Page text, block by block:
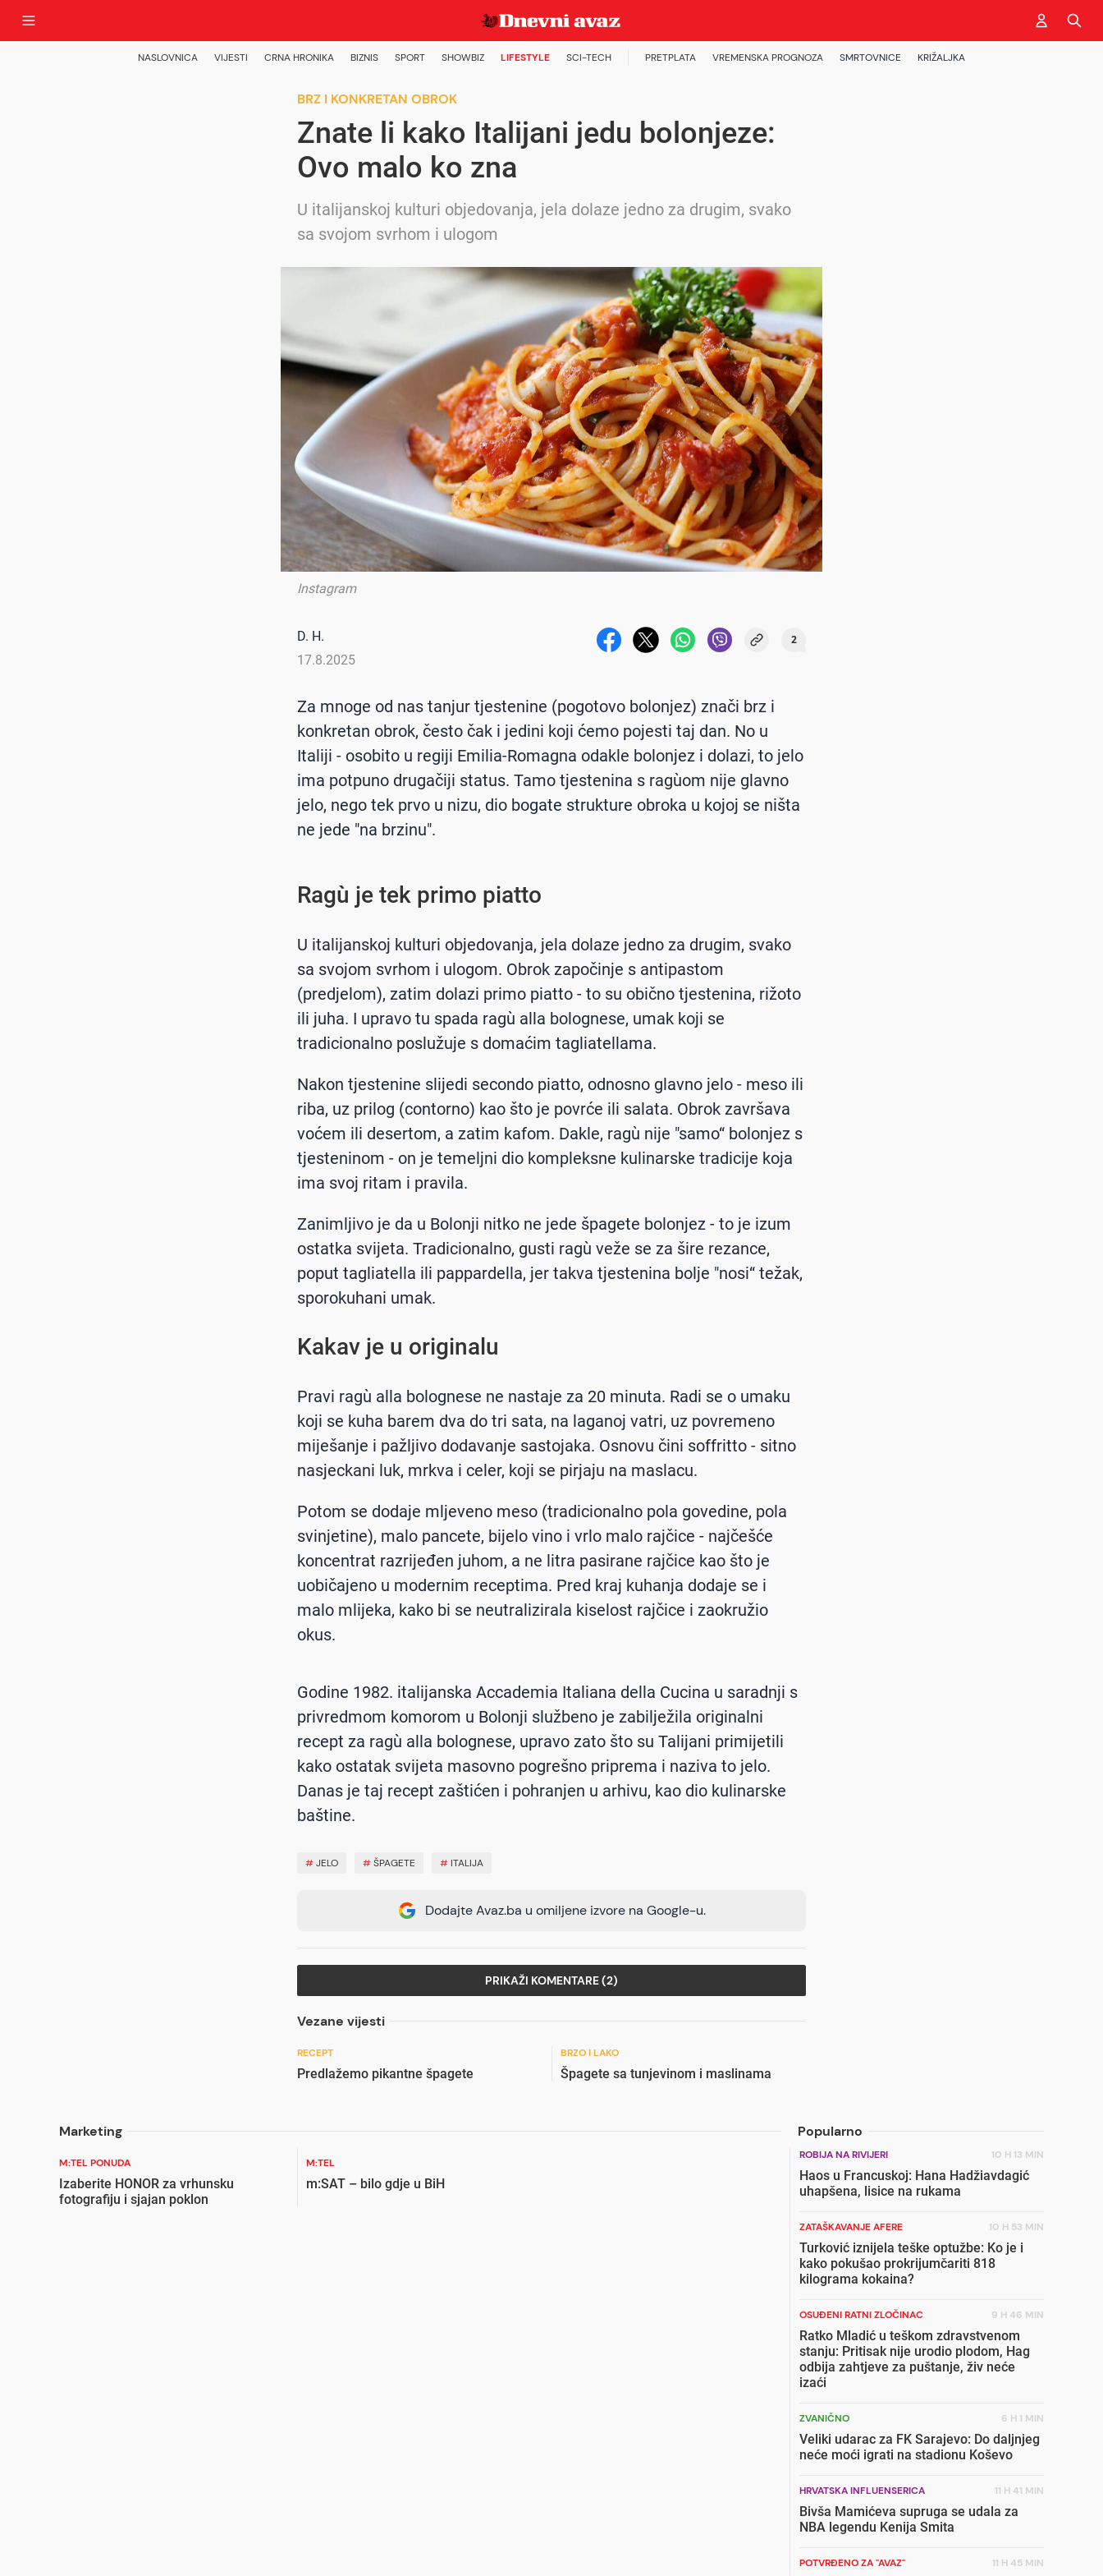
NASLOVNICA VIJESTI CRNA HRONIKA BIZNIS SPORT SHOWBIZ LIFESTYLE SCI-TECH PRETPLATA VREMENSKA PROGNOZA SMRTOVNICE KRIŽALJKA
BRZ I KONKRETAN OBROK
Znate li kako Italijani jedu bolonjeze:
Ovo malo ko zna
U italijanskoj kulturi objedovanja, jela dolaze jedno za drugim, svako
sa svojom svrhom i ulogom
Instagram
D. H.
17.8.2025
2
Za mnoge od nas tanjur tjestenine (pogotovo bolonjez) znači brz i
konkretan obrok, često čak i jedini koji ćemo pojesti taj dan. No u
Italiji - osobito u regiji Emilia-Romagna odakle bolonjez i dolazi, to jelo
ima potpuno drugačiji status. Tamo tjestenina s ragùom nije glavno
jelo, nego tek prvo u nizu, dio bogate strukture obroka u kojoj se ništa
ne jede "na brzinu".
Ragù je tek primo piatto
U italijanskoj kulturi objedovanja, jela dolaze jedno za drugim, svako
sa svojom svrhom i ulogom. Obrok započinje s antipastom
(predjelom), zatim dolazi primo piatto - to su obično tjestenina, rižoto
ili juha. I upravo tu spada ragù alla bolognese, umak koji se
tradicionalno poslužuje s domaćim tagliatellama.
Nakon tjestenine slijedi secondo piatto, odnosno glavno jelo - meso ili
riba, uz prilog (contorno) kao što je povrće ili salata. Obrok završava
voćem ili desertom, a zatim kafom. Dakle, ragù nije "samo“ bolonjez s
tjesteninom - on je temeljni dio kompleksne kulinarske tradicije koja
ima svoj ritam i pravila.
Zanimljivo je da u Bolonji nitko ne jede špagete bolonjez - to je izum
ostatka svijeta. Tradicionalno, gusti ragù veže se za šire rezance,
poput tagliatella ili pappardella, jer takva tjestenina bolje "nosi“ težak,
sporokuhani umak.
Kakav je u originalu
Pravi ragù alla bolognese ne nastaje za 20 minuta. Radi se o umaku
koji se kuha barem dva do tri sata, na laganoj vatri, uz povremeno
miješanje i pažljivo dodavanje sastojaka. Osnovu čini soffritto - sitno
nasjeckani luk, mrkva i celer, koji se pirjaju na maslacu.
Potom se dodaje mljeveno meso (tradicionalno pola govedine, pola
svinjetine), malo pancete, bijelo vino i vrlo malo rajčice - najčešće
koncentrat razrijeđen juhom, a ne litra pasirane rajčice kao što je
uobičajeno u modernim receptima. Pred kraj kuhanja dodaje se i
malo mlijeka, kako bi se neutralizirala kiselost rajčice i zaokružio
okus.
Godine 1982. italijanska Accademia Italiana della Cucina u saradnji s
privredmom komorom u Bolonji službeno je zabilježila originalni
recept za ragù alla bolognese, upravo zato što su Talijani primijetili
kako ostatak svijeta masovno pogrešno priprema i naziva to jelo.
Danas je taj recept zaštićen i pohranjen u arhivu, kao dio kulinarske
baštine.
#JELO #ŠPAGETE # ITALIJA
Dodajte Avaz.ba u omiljene izvore na Google-u.
PRIKAŽI KOMENTARE (2)
Vezane vijesti
RECEPT
Predlažemo pikantne špagete
BRZO I LAKO
Špagete sa tunjevinom i maslinama
Marketing Popularno
M:TEL PONUDA
Izaberite HONOR za vrhunsku
fotografiju i sjajan poklon
M:TEL
m:SAT – bilo gdje u BiH
ROBIJA NA RIVIJERI 10 H 13 MIN
Haos u Francuskoj: Hana Hadžiavdagić
uhapšena, lisice na rukama
ZATAŠKAVANJE AFERE 10 H 53 MIN
Turković iznijela teške optužbe: Ko je i
kako pokušao prokrijumčariti 818
kilograma kokaina?
OSUĐENI RATNI ZLOČINAC 9 H 46 MIN
Ratko Mladić u teškom zdravstvenom
stanju: Pritisak nije urodio plodom, Hag
odbija zahtjeve za puštanje, živ neće
izaći
ZVANIČNO 6 H 1 MIN
Veliki udarac za FK Sarajevo: Do daljnjeg
neće moći igrati na stadionu Koševo
HRVATSKA INFLUENSERICA 11 H 41 MIN
Bivša Mamićeva supruga se udala za
NBA legendu Kenija Smita
POTVRĐENO ZA "AVAZ" 11 H 45 MIN